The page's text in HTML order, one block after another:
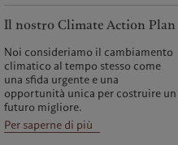
Il nostro Climate Action Plan
Noi consideriamo il cambiamento
climatico al tempo stesso come
una sfida urgente e una
opportunità unica per costruire un
futuro migliore.
Per saperne di più